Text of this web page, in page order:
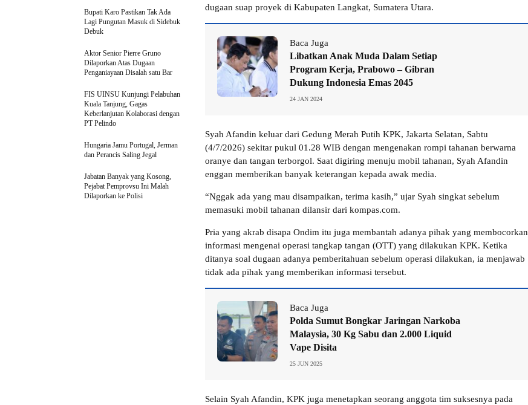
dugaan suap proyek di Kabupaten Langkat, Sumatera Utara.
Baca Juga
Libatkan Anak Muda Dalam Setiap
Program Kerja, Prabowo – Gibran
Dukung Indonesia Emas 2045
24 JAN 2024
Syah Afandin keluar dari Gedung Merah Putih KPK, Jakarta Selatan, Sabtu
(4/7/2026) sekitar pukul 01.28 WIB dengan mengenakan rompi tahanan berwarna
oranye dan tangan terborgol. Saat digiring menuju mobil tahanan, Syah Afandin
enggan memberikan banyak keterangan kepada awak media.
“Nggak ada yang mau disampaikan, terima kasih,” ujar Syah singkat sebelum
memasuki mobil tahanan dilansir dari kompas.com.
Pria yang akrab disapa Ondim itu juga membantah adanya pihak yang membocorkan
informasi mengenai operasi tangkap tangan (OTT) yang dilakukan KPK. Ketika
ditanya soal dugaan adanya pemberitahuan sebelum operasi dilakukan, ia menjawab
tidak ada pihak yang memberikan informasi tersebut.
Baca Juga
Polda Sumut Bongkar Jaringan Narkoba
Malaysia, 30 Kg Sabu dan 2.000 Liquid
Vape Disita
25 JUN 2025
Selain Syah Afandin, KPK juga menetapkan seorang anggota tim suksesnya pada
Bupati Karo Pastikan Tak Ada
Lagi Pungutan Masuk di Sidebuk
Debuk
Aktor Senior Pierre Gruno
Dilaporkan Atas Dugaan
Penganiayaan Disalah satu Bar
FIS UINSU Kunjungi Pelabuhan
Kuala Tanjung, Gagas
Keberlanjutan Kolaborasi dengan
PT Pelindo
Hungaria Jamu Portugal, Jerman
dan Perancis Saling Jegal
Jabatan Banyak yang Kosong,
Pejabat Pemprovsu Ini Malah
Dilaporkan ke Polisi